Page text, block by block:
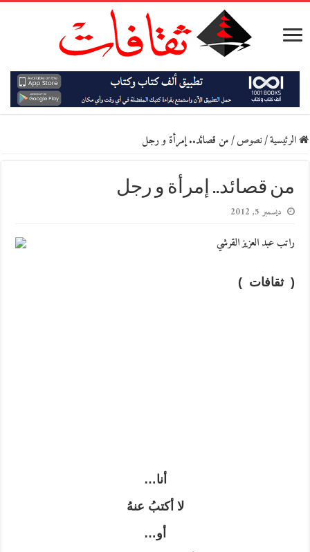
الرئيسية/نصوص/من قصائد.. إمرأة و رجل
من قصائد.. إمرأة و رجل
ديسمبر 5, 2012
راتب عبد العزيز القرشي
( ثقافات )
أنا…
لا أكتبُ عنهُ
أو…